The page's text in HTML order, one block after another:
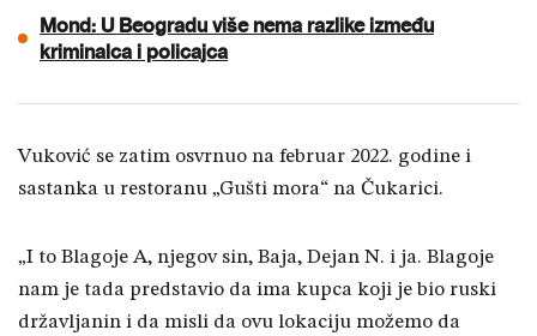
Mond: U Beogradu više nema razlike između
kriminalca i policajca
Vuković se zatim osvrnuo na februar 2022. godine i
sastanka u restoranu „Gušti mora“ na Čukarici.
„I to Blagoje A, njegov sin, Baja, Dejan N. i ja. Blagoje
nam je tada predstavio da ima kupca koji je bio ruski
državljanin i da misli da ovu lokaciju možemo da